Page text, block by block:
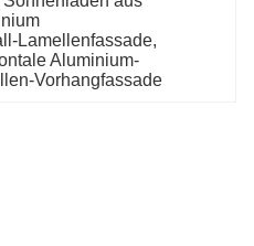
Lamellenfassade,
Aluminium-
Vorhangfassade